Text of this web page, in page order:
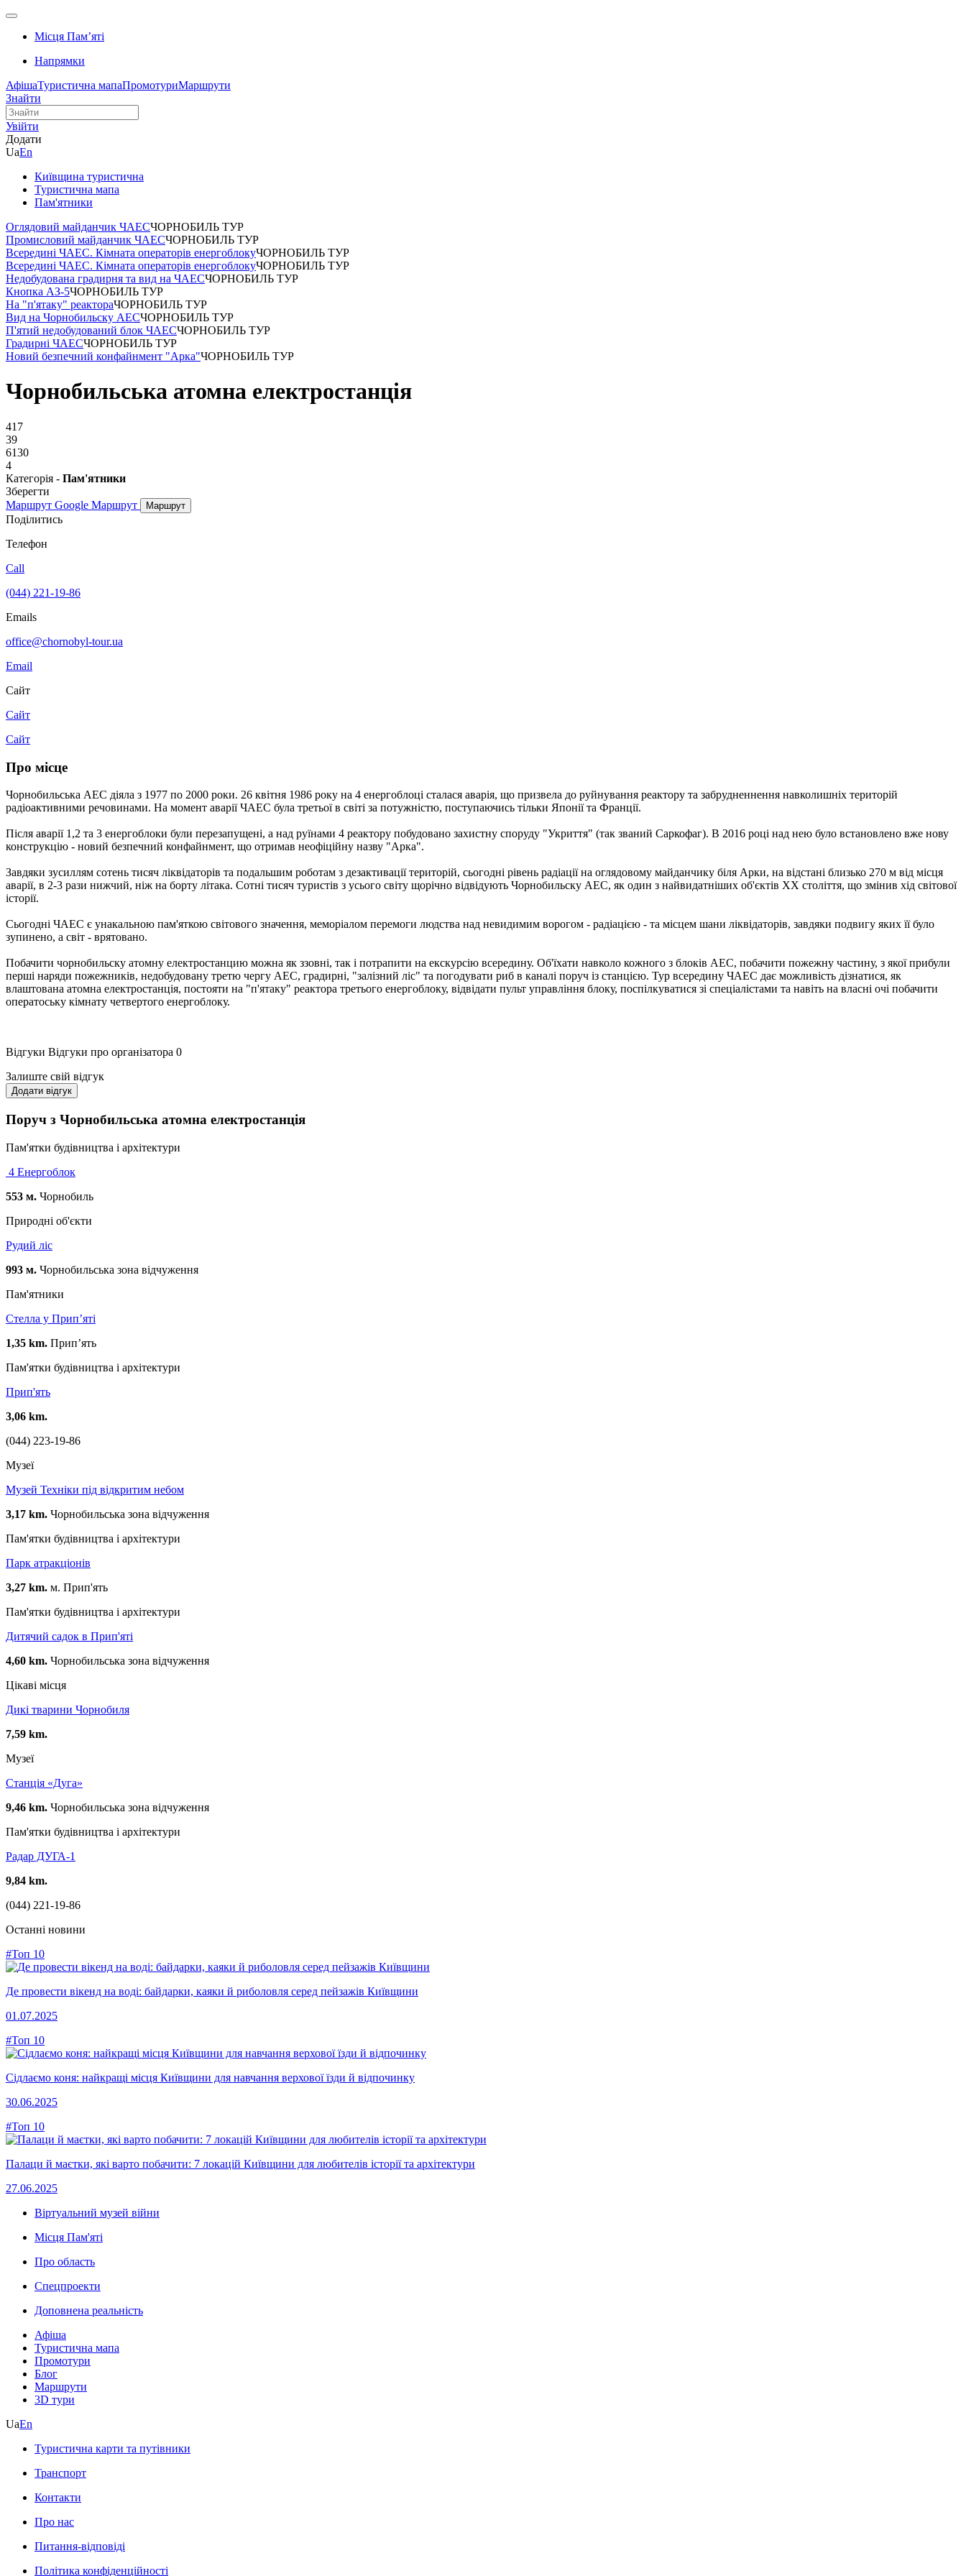
Місця Памʼяті
Напрямки
АфішаТуристична мапаПромотуриМаршрути
Знайти
Увійти
Додати
UaEn
Київщина туристична
Туристична мапа
Пам'ятники
Оглядовий майданчик ЧАЕСЧОРНОБИЛЬ ТУР
Промисловий майданчик ЧАЕСЧОРНОБИЛЬ ТУР
Всередині ЧАЕС. Кімната операторів енергоблокуЧОРНОБИЛЬ ТУР
Всередині ЧАЕС. Кімната операторів енергоблокуЧОРНОБИЛЬ ТУР
Недобудована градирня та вид на ЧАЕСЧОРНОБИЛЬ ТУР
Кнопка АЗ-5ЧОРНОБИЛЬ ТУР
На "п'ятаку" реактораЧОРНОБИЛЬ ТУР
Вид на Чорнобильску АЕСЧОРНОБИЛЬ ТУР
П'ятий недобудований блок ЧАЕСЧОРНОБИЛЬ ТУР
Градирні ЧАЕСЧОРНОБИЛЬ ТУР
Новий безпечний конфайнмент "Арка"ЧОРНОБИЛЬ ТУР
Чорнобильська атомна електростанція
417
39
6130
4
Категорія - Пам'ятники
Зберегти
Маршрут Google Маршрут Маршрут
Поділитись
Телефон
Call
(044) 221-19-86
Emails
office@chornobyl-tour.ua
Email
Сайт
Сайт
Сайт
Про місце
Чорнобильська АЕС діяла з 1977 по 2000 роки. 26 квітня 1986 року на 4 енергоблоці сталася аварія, що призвела до руйнування реактору та забрудненнення навколишніх територій
радіоактивними речовинами. На момент аварії ЧАЕС була третьої в світі за потужністю, поступаючись тільки Японії та Франції.
Після аварії 1,2 та 3 енергоблоки були перезапущені, а над руїнами 4 реактору побудовано захистну споруду "Укриття" (так званий Саркофаг). В 2016 році над нею було встановлено вже нову
конструкцію - новий безпечний конфайнмент, що отримав неофіційну назву "Арка".
Завдяки зусиллям сотень тисяч ліквідаторів та подальшим роботам з дезактивації територій, сьогодні рівень радіації на оглядовому майданчику біля Арки, на відстані близько 270 м від місця
аварії, в 2-3 рази нижчий, ніж на борту літака. Сотні тисяч туристів з усього світу щорічно відвідують Чорнобильску АЕС, як один з найвидатніших об'єктів XX століття, що змінив хід світової
історії.
Сьогодні ЧАЕС є унакальною пам'яткою світового значення, меморіалом перемоги людства над невидимим ворогом - радіацією - та місцем шани ліквідаторів, завдяки подвигу яких її було
зупинено, а світ - врятовано.
Побачити чорнобильску атомну електростанцию можна як ззовні, так і потрапити на екскурсію всередину. Об'їхати навколо кожного з блоків АЕС, побачити пожежну частину, з якої прибули
перші наряди пожежників, недобудовану третю чергу АЕС, градирні, "залізний ліс" та погодувати риб в каналі поруч із станцією. Тур всередину ЧАЕС дає можливість дізнатися, як
влаштована атомна електростанція, постояти на "п'ятаку" реактора третього енергоблоку, відвідати пульт управління блоку, поспілкуватися зі спеціалістами та навіть на власні очі побачити
оператоську кімнату четвертого енергоблоку.
Відгуки Відгуки про організатора 0
Залиште свій відгук
Додати відгук
Поруч з Чорнобильська атомна електростанція
Пам'ятки будівництва і архітектури
4 Енергоблок
553 м. Чорнобиль
Природні об'єкти
Рудий ліс
993 м. Чорнобильська зона відчуження
Пам'ятники
Стелла у Прип’яті
1,35 km. Прип’ять
Пам'ятки будівництва і архітектури
Прип'ять
3,06 km.
(044) 223-19-86
Музеї
Музей Техніки під відкритим небом
3,17 km. Чорнобильська зона відчуження
Пам'ятки будівництва і архітектури
Парк атракціонів
3,27 km. м. Прип'ять
Пам'ятки будівництва і архітектури
Дитячий садок в Прип'яті
4,60 km. Чорнобильська зона відчуження
Цікаві місця
Дикі тварини Чорнобиля
7,59 km.
Музеї
Станція «Дуга»
9,46 km. Чорнобильська зона відчуження
Пам'ятки будівництва і архітектури
Радар ДУГА-1
9,84 km.
(044) 221-19-86
Останні новини
#Топ 10
Де провести вікенд на воді: байдарки, каяки й риболовля серед пейзажів Київщини
01.07.2025
#Топ 10
Сідлаємо коня: найкращі місця Київщини для навчання верхової їзди й відпочинку
30.06.2025
#Топ 10
Палаци й маєтки, які варто побачити: 7 локацій Київщини для любителів історії та архітектури
27.06.2025
Віртуальний музей війни
Місця Пам'яті
Про область
Спецпроекти
Доповнена реальність
Афіша
Туристична мапа
Промотури
Блог
Маршрути
3D тури
UaEn
Туристична карти та путівники
Транспорт
Контакти
Про нас
Питання-відповіді
Політика конфіденційності